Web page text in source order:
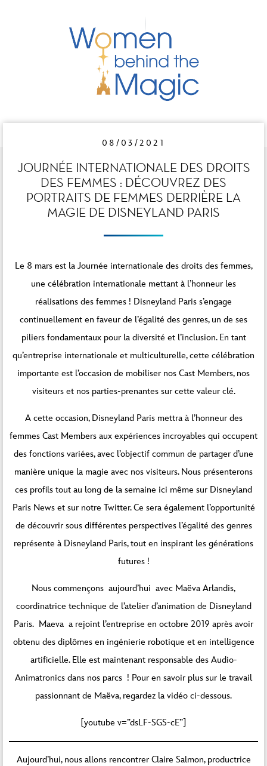
08/03/2021
JOURNÉE INTERNATIONALE DES DROITS
DES FEMMES : DÉCOUVREZ DES
PORTRAITS DE FEMMES DERRIÈRE LA
MAGIE DE DISNEYLAND PARIS
Le 8 mars est la Journée internationale des droits des femmes,
une célébration internationale mettant à l’honneur les
réalisations des femmes ! Disneyland Paris s’engage
continuellement en faveur de l’égalité des genres, un de ses
piliers fondamentaux pour la diversité et l’inclusion. En tant
qu’entreprise internationale et multiculturelle, cette célébration
importante est l’occasion de mobiliser nos Cast Members, nos
visiteurs et nos parties-prenantes sur cette valeur clé.
A cette occasion, Disneyland Paris mettra à l’honneur des
femmes Cast Members aux expériences incroyables qui occupent
des fonctions variées, avec l’objectif commun de partager d’une
manière unique la magie avec nos visiteurs. Nous présenterons
ces profils tout au long de la semaine ici même sur Disneyland
Paris News et sur notre Twitter. Ce sera également l’opportunité
de découvrir sous différentes perspectives l’égalité des genres
représente à Disneyland Paris, tout en inspirant les générations
futures !
Nous commençons aujourd’hui avec Maëva Arlandis,
coordinatrice technique de l’atelier d’animation de Disneyland
Paris. Maeva a rejoint l’entreprise en octobre 2019 après avoir
obtenu des diplômes en ingénierie robotique et en intelligence
artificielle. Elle est maintenant responsable des Audio-
Animatronics dans nos parcs ! Pour en savoir plus sur le travail
passionnant de Maëva, regardez la vidéo ci-dessous.
[youtube v=”dsLF-SGS-cE”]
Aujourd’hui, nous allons rencontrer Claire Salmon, productrice